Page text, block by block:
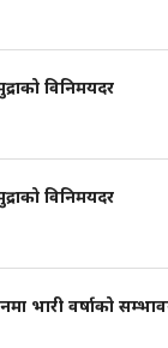
विनिमयदर
विनिमयदर
भारी वर्षाको